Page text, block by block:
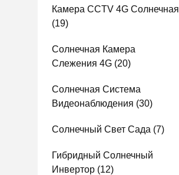
Камера CCTV 4G Солнечная
(19)
Солнечная Камера
Слежения 4G (20)
Солнечная Система
Видеонаблюдения (30)
Солнечный Свет Сада (7)
Гибридный Солнечный
Инвертор (12)